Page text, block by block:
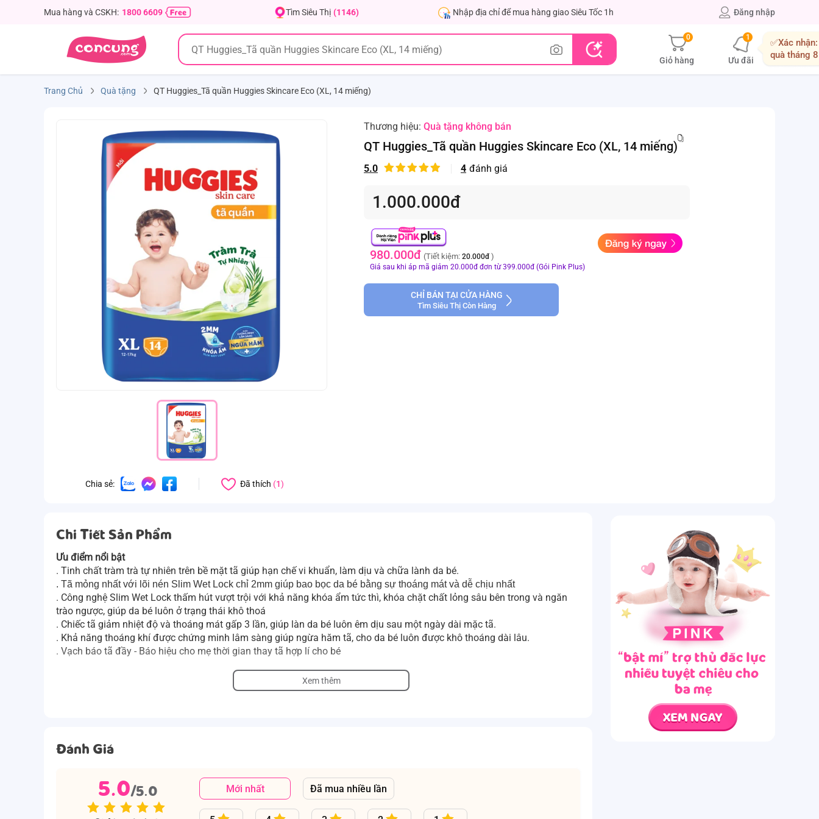
Mua hàng và CSKH: 1800 6609 Tìm Siêu Thị (1146) Nhập địa chỉ để mua hàng giao Siêu Tốc 1h Đăng nhập
0
Giỏ hàng
1
Ưu đãi
✅Xác
quà tháng
Trang Chủ Quà tặng QT Huggies_Tã quần Huggies Skincare Eco (XL, 14 miếng)
Chia sẻ: Đã thích (1)
Thương hiệu: Quà tặng không bán
QT Huggies_Tã quần Huggies Skincare Eco (XL, 14 miếng)
5.0 4 đánh giá
1.000.000đ
980.000đ (Tiết kiệm: 20.000đ )
Giá sau khi áp mã giảm 20.000đ đơn từ 399.000đ (Gói Pink Plus)
CHỈ BÁN TẠI CỬA HÀNG
Tìm Siêu Thị Còn Hàng
Chi Tiết Sản Phẩm
Ưu điểm nổi bật
. Tinh chất tràm trà tự nhiên trên bề mặt tã giúp hạn chế vi khuẩn, làm dịu và chữa lành da bé.
. Tã mỏng nhất với lõi nén Slim Wet Lock chỉ 2mm giúp bao bọc da bé bằng sự thoáng mát và dễ chịu nhất
. Công nghệ Slim Wet Lock thấm hút vượt trội với khả năng khóa ẩm tức thì, khóa chặt chất lỏng sâu bên trong và ngăn
trào ngược, giúp da bé luôn ở trạng thái khô thoá
. Chiếc tã giảm nhiệt độ và thoáng mát gấp 3 lần, giúp làn da bé luôn êm dịu sau một ngày dài mặc tã.
. Khả năng thoáng khí được chứng minh lâm sàng giúp ngừa hăm tã, cho da bé luôn được khô thoáng dài lâu.
. Vạch báo tã đầy - Báo hiệu cho mẹ thời gian thay tã hợp lí cho bé
Xem thêm
Đánh Giá
5.0/5.0 Mới nhất Đã mua nhiều lần